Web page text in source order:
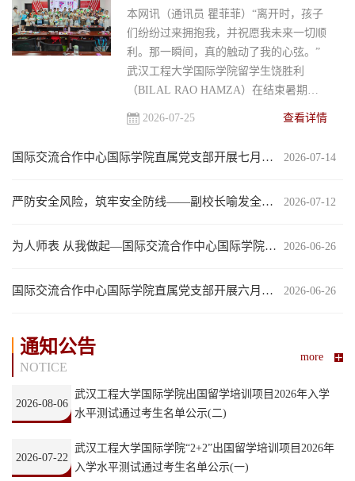
本网讯（通讯员 瞿菲菲）“离开时，孩子
们纷纷过来拥抱我，并祝愿我未来一切顺
利。那一瞬间，真的触动了我的心弦。”
武汉工程大学国际学院留学生饶胜利
（BILAL RAO HAMZA）在结束暑期实
践时动情地说道。7月14...
2026-07-25 查看详情
国际交流合作中心国际学院直属党支部开展七月支部主题党日暨教职工政治理论学习 2026-07-14
严防安全风险，筑牢安全防线——副校长喻发全带队对留学生宿舍进行安全检查 2026-07-12
为人师表 从我做起—国际交流合作中心国际学院直属党支部开展师德师风专题教育活动 2026-06-26
国际交流合作中心国际学院直属党支部开展六月支部主题党日暨专题党课学习 2026-06-26
通知公告
NOTICE
more
2026-08-06
武汉工程大学国际学院出国留学培训项目2026年入学
水平测试通过考生名单公示(二)
2026-07-22
武汉工程大学国际学院“2+2”出国留学培训项目2026年
入学水平测试通过考生名单公示(一)